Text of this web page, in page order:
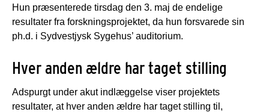
Hun præsenterede tirsdag den 3. maj de endelige
resultater fra forskningsprojektet, da hun forsvarede sin
ph.d. i Sydvestjysk Sygehus’ auditorium.
Hver anden ældre har taget stilling
Adspurgt under akut indlæggelse viser projektets
resultater, at hver anden ældre har taget stilling til,